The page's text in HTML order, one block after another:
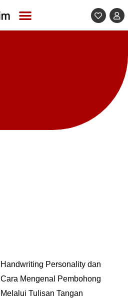
Handwriting Personality dan
Cara Mengenal Pembohong
Melalui Tulisan Tangan